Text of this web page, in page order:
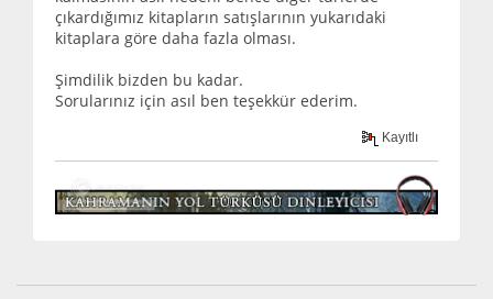
çıkardığımız kitapların satışlarının yukarıdaki
kitaplara göre daha fazla olması.
Şimdilik bizden bu kadar.
Sorularınız için asıl ben teşekkür ederim.
Kayıtlı